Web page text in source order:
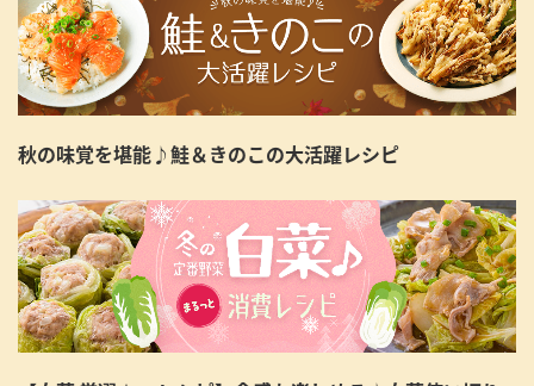
秋の味覚を堪能♪鮭＆きのこの大活躍レシピ